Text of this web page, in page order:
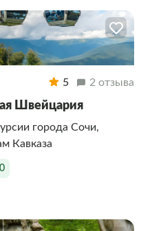
5 2 отзыва
Швейцария
города Сочи,
Кавказа